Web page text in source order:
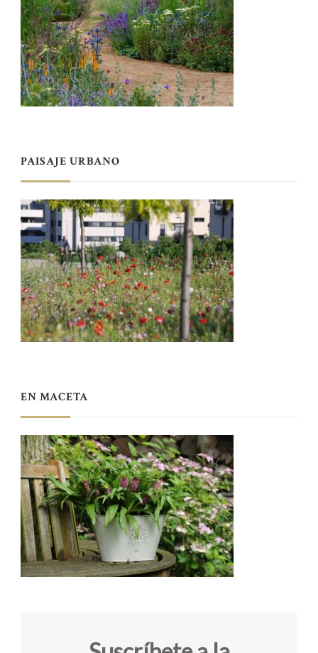
PAISAJE URBANO
EN MACETA